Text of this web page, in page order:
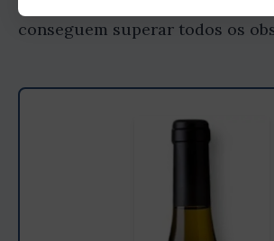
conseguem superar todos os